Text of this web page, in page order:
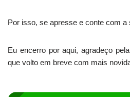
Por isso, se apresse e conte com a
Eu encerro por aqui, agradeço
que volto em breve com mais